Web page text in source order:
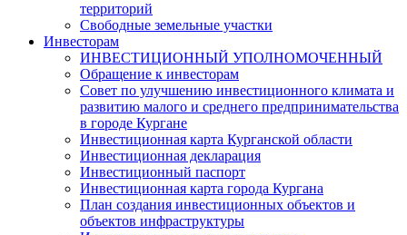
территорий
Свободные земельные участки
Инвесторам
ИНВЕСТИЦИОННЫЙ УПОЛНОМОЧЕННЫЙ
Обращение к инвесторам
Совет по улучшению инвестиционного климата и
развитию малого и среднего предпринимательства
в городе Кургане
Инвестиционная карта Курганской области
Инвестиционная декларация
Инвестиционный паспорт
Инвестиционная карта города Кургана
План создания инвестиционных объектов и
объектов инфраструктуры